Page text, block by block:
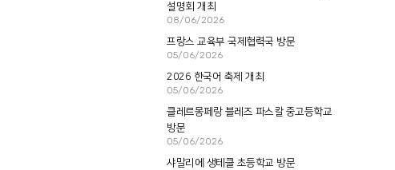
설명회 개최
08/06/2026
프랑스 교육부 국제협력국 방문
05/06/2026
2026 한국어 축제 개최
05/06/2026
클레르몽페랑 블레즈 파스칼 중고등학교
방문
05/06/2026
샤말리에 생테클 초등학교 방문